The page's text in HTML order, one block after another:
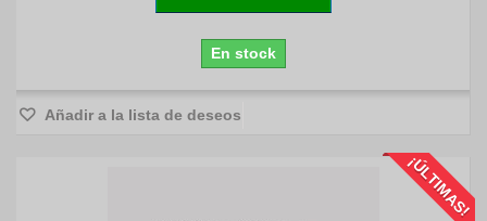
En stock
Añadir a la lista de deseos
¡ÚLTIMAS!